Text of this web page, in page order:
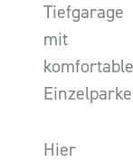
Tiefgarage
mit
Hier